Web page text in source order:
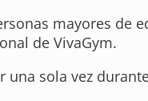
mayores de
de VivaGym.
una sola vez